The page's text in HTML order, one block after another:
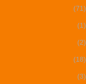
(71)
(1)
(2)
(18)
(3)